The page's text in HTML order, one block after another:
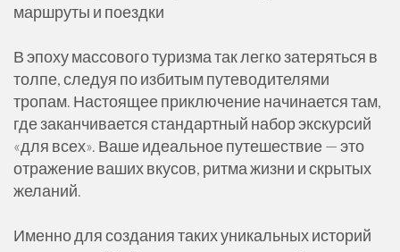
маршруты и поездки
В эпоху массового туризма так легко затеряться в
толпе, следуя по избитым путеводителями
тропам. Настоящее приключение начинается там,
где заканчивается стандартный набор экскурсий
«для всех». Ваше идеальное путешествие — это
отражение ваших вкусов, ритма жизни и скрытых
желаний.
Именно для создания таких уникальных историй